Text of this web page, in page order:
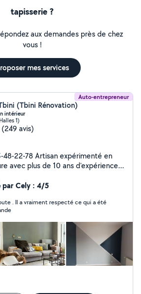
tapisserie ?
aux demandes près de chez
vous !
mes services
Auto-entrepreneur
(Tbini Rénovation)
intérieur
1)
(249 avis)
expérimenté en
avec plus de 10 ans d'expérience,
(enduit, ponçage) pose de
salle de bain
et précision, en respectant les
des matériaux de qualité, afin de
Votre satisfaction est
adaptés à votre budget. Devis et
par Cely : 4/5
. Il a vraiment respecté ce qui a été